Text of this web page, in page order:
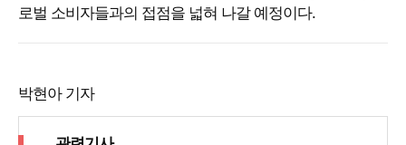
로벌 소비자들과의 접점을 넓혀 나갈 예정이다.
박현아 기자